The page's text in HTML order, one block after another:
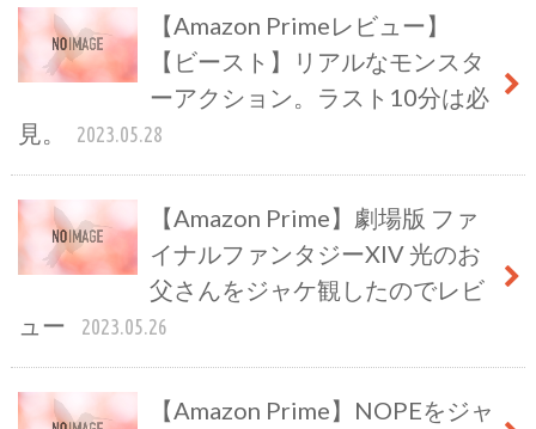
【Amazon Primeレビュー】
【ビースト】リアルなモンスタ
ーアクション。ラスト10分は必
見。
2023.05.28
【Amazon Prime】劇場版 ファ
イナルファンタジーXIV 光のお
父さんをジャケ観したのでレビ
ュー
2023.05.26
【Amazon Prime】NOPEをジャ